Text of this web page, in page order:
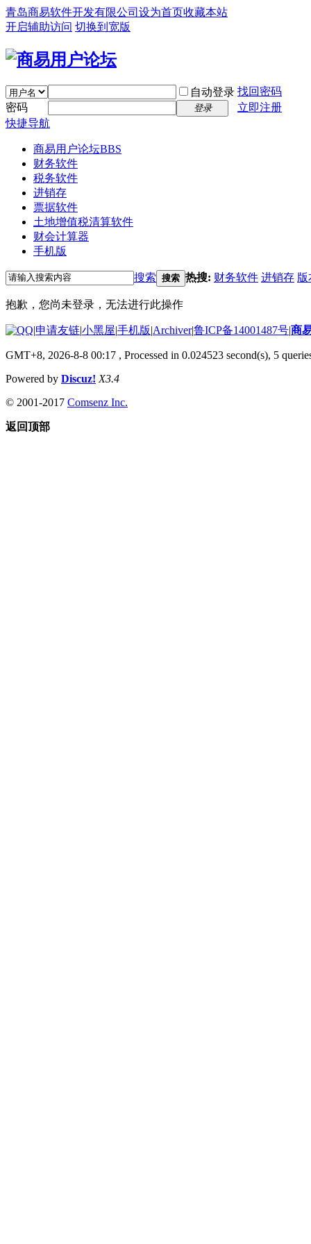
青岛商易软件开发有限公司 设为首页收藏本站
开启辅助访问 切换到宽版
自动登录 找回密码
密码
登录
立即注册
快捷导航
商易用户论坛BBS
财务软件
税务软件
进销存
票据软件
土地增值税清算软件
财会计算器
手机版
搜索 搜索 热搜: 财务软件 进销存 版
抱歉，您尚未登录，无法进行此操作
|申请友链|小黑屋|手机版|Archiver|鲁ICP备14001487号|商
GMT+8, 2026-8-8 00:17 , Processed in 0.024523 second(s), 5
Powered by Discuz! X3.4
© 2001-2017 Comsenz Inc.
返回顶部